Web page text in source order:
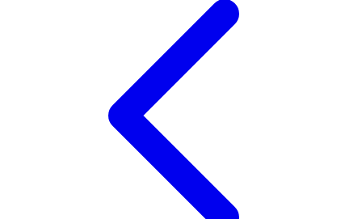
Tommee Tippee
Tutti Bambini
Twistshake